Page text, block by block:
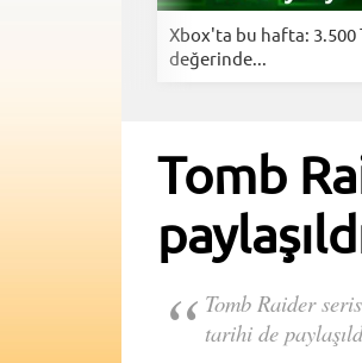
Xbox'ta bu hafta: 3.500
değerinde...
Tomb
Tomb Raider
tarihi de